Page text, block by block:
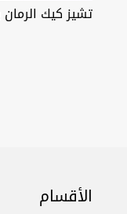
تشيز كيك الرمان
الأقسام